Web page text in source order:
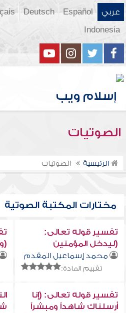
عربي Español
Deutsch
Indonesia
الصوتيات
الرئيسية الصوتيات
مختارات المكتبة الصوتية
تفسير قوله تعالى:
(ليدخل المؤمنين
والمؤمنات جنات تجري
من تحتها الأنهار ... )
محمد إسماعيل المقدم
تقييم المادة:
تفسير قوله تعالى: (إنا
أرسلناك شاهداً ومبشراً